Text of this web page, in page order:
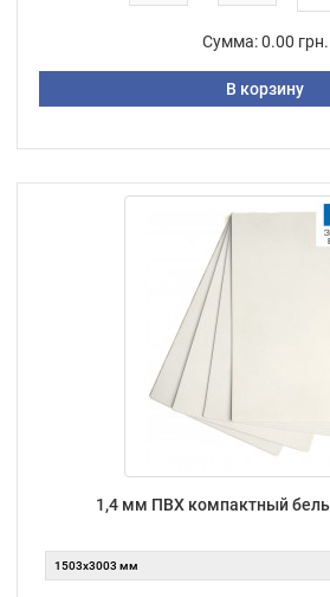
Сумма: 0.00 грн.
В корзину
1,4 мм ПВХ компактный